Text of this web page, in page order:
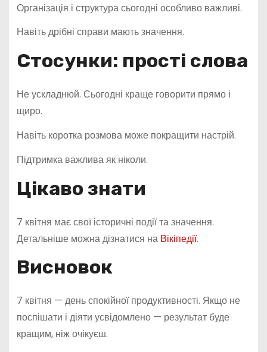
Організація і структура сьогодні особливо важливі.
Навіть дрібні справи мають значення.
Стосунки: прості слова
Не ускладнюй. Сьогодні краще говорити прямо і
щиро.
Навіть коротка розмова може покращити настрій.
Підтримка важлива як ніколи.
Цікаво знати
7 квітня має свої історичні події та значення.
Детальніше можна дізнатися на Вікіпедії.
Висновок
7 квітня — день спокійної продуктивності. Якщо не
поспішати і діяти усвідомлено — результат буде
кращим, ніж очікуєш.